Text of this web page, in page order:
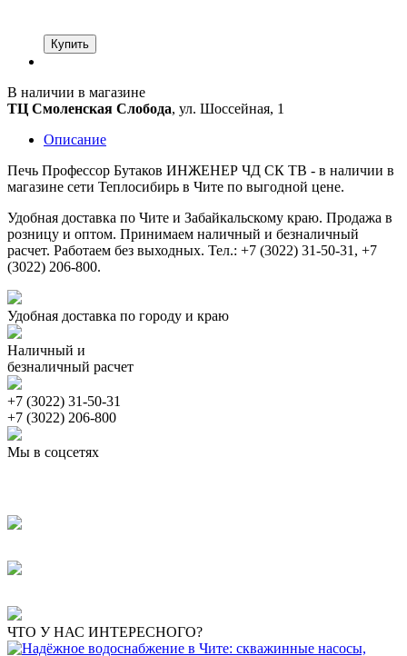
Купить
В наличии в магазине
ТЦ Смоленская Слобода, ул. Шоссейная, 1
Описание
Печь Профессор Бутаков ИНЖЕНЕР ЧД СК ТВ - в наличии в
магазине сети Теплосибирь в Чите по выгодной цене.
Удобная доставка по Чите и Забайкальскому краю. Продажа в
розницу и оптом. Принимаем наличный и безналичный
расчет. Работаем без выходных. Тел.: +7 (3022) 31-50-31, +7
(3022) 206-800.
Удобная доставка по городу и краю
Наличный и
безналичный расчет
+7 (3022) 31-50-31
+7 (3022) 206-800
Мы в соцсетях
ЧТО У НАС ИНТЕРЕСНОГО?